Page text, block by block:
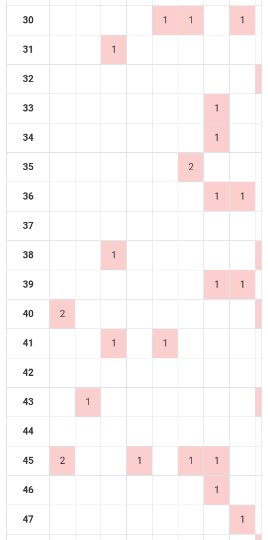
30 1 1 1
31 1
32
33 1
34 1
35 2
36 1 1
37
38 1
39 1 1
40 2
41 1 1
42
43 1
44
45 2 1 1 1
46 1
47 1